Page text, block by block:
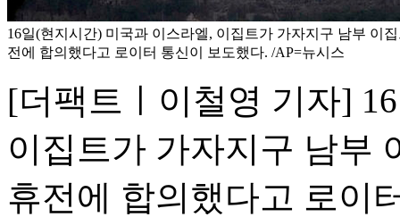
16일(현지시간) 미국과 이스라엘, 이집트가 가자지구 남부 이
전에 합의했다고 로이터 통신이 보도했다. /AP=뉴시스
[더팩트ㅣ이철영 기자]
이집트가 가자지구 남부
휴전에 합의했다고 로이